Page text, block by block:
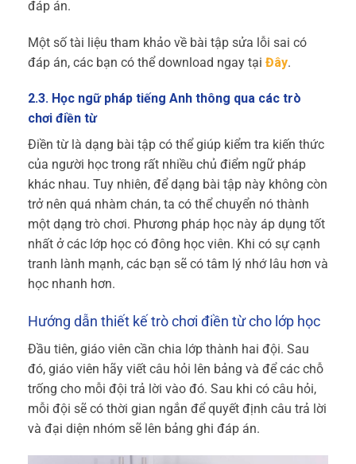
đáp án.
Một số tài liệu tham khảo về bài tập sửa lỗi sai có
đáp án, các bạn có thể download ngay tại Đây.
2.3. Học ngữ pháp tiếng Anh thông qua các trò
chơi điền từ
Điền từ là dạng bài tập có thể giúp kiểm tra kiến thức
của người học trong rất nhiều chủ điểm ngữ pháp
khác nhau. Tuy nhiên, để dạng bài tập này không còn
trở nên quá nhàm chán, ta có thể chuyển nó thành
một dạng trò chơi. Phương pháp học này áp dụng tốt
nhất ở các lớp học có đông học viên. Khi có sự cạnh
tranh lành mạnh, các bạn sẽ có tâm lý nhớ lâu hơn và
học nhanh hơn.
Hướng dẫn thiết kế trò chơi điền từ cho lớp học
Đầu tiên, giáo viên cần chia lớp thành hai đội. Sau
đó, giáo viên hãy viết câu hỏi lên bảng và để các chỗ
trống cho mỗi đội trả lời vào đó. Sau khi có câu hỏi,
mỗi đội sẽ có thời gian ngắn để quyết định câu trả lời
và đại diện nhóm sẽ lên bảng ghi đáp án.